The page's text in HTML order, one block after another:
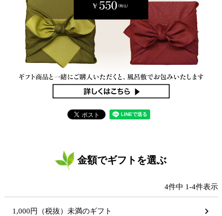
金額でギフトを選ぶ
4件中 1-4件表示
1,000円（税抜）未満のギフト